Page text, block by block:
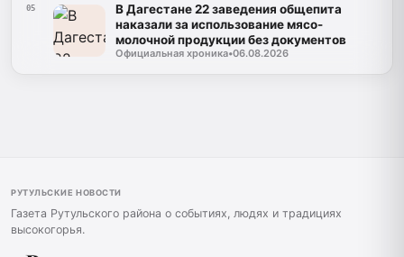
05
В Дагестане 22 заведения общепита
наказали за использование мясо-
молочной продукции без документов
Официальная хроника•06.08.2026
РУТУЛЬСКИЕ НОВОСТИ
Газета Рутульского района о событиях, людях и традициях
высокогорья.